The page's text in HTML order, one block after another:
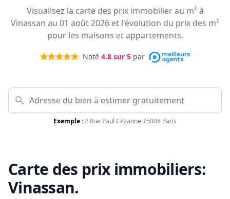
Visualisez la carte des prix immobilier au m² à
Vinassan au 01 août 2026 et l'évolution du prix des m²
pour les maisons et appartements.
Noté 4.8 sur 5 par
Exemple :2 Rue Paul Cézanne 75008 Paris
Carte des prix immobiliers:
Vinassan.